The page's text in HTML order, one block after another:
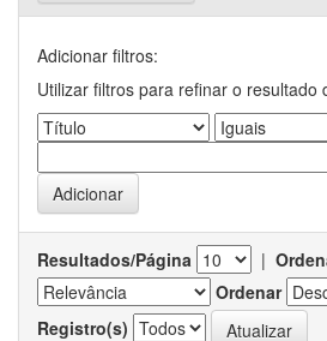
Adicionar filtros:
Utilizar filtros para refinar o resultado
Resultados/Página |
Ordenar
Registro(s)